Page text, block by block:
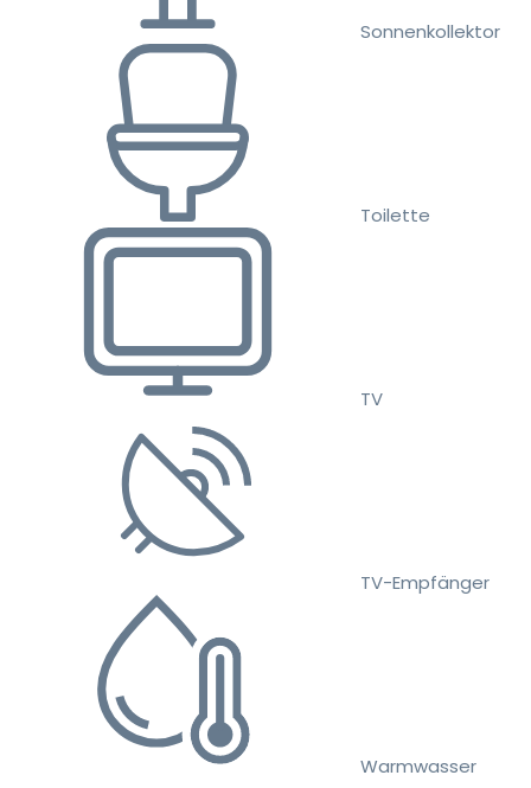
Sonnenkollektor
Toilette
TV
TV-Empfänger
Warmwasser